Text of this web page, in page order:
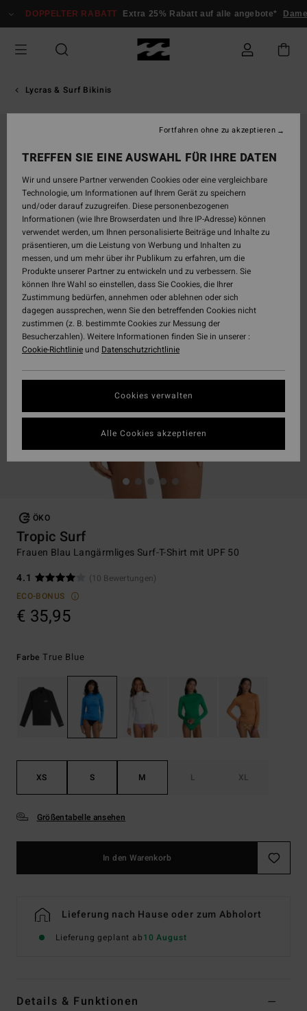
zur
springen
DOPPELTER RABATT Extra 25% Rabatt auf alle angebote*
Lycras & Surf Bikinis
ÖKO
Tropic Surf
Frauen Blau Langärmliges Surf-T-Shirt mit UPF 50
4.1
(10 Bewertungen)
ECO-BONUS
€ 35,95
FarbeTrue Blue
XS S M L XL
Größentabelle ansehen
In den Warenkorb
Lieferung nach Hause oder zum Abholort
Lieferung geplant ab10 August
Details & Funktionen
TREFFEN SIE EINE AUSWAHL FÜR IHRE DATEN
Wir und unsere Partner verwenden Cookies oder eine vergleichbare
Technologie, um Informationen auf Ihrem Gerät zu speichern
und/oder darauf zuzugreifen. Diese personenbezogenen
Informationen (wie Ihre Browserdaten und Ihre IP-Adresse) können
verwendet werden, um Ihnen personalisierte Beiträge und Inhalte zu
präsentieren, um die Leistung von Werbung und Inhalten zu
messen, und um mehr über ihr Publikum zu erfahren, um die
Produkte unserer Partner zu entwickeln und zu verbessern. Sie
können Ihre Wahl so einstellen, dass Sie Cookies, die Ihrer
Zustimmung bedürfen, annehmen oder ablehnen oder sich
dagegen aussprechen, wenn Sie den betreffenden Cookies nicht
zustimmen (z. B. bestimmte Cookies zur Messung der
Besucherzahlen). Weitere Informationen finden Sie in unserer :
Cookie-Richtlinieund Datenschutzrichtlinie
Cookies verwalten
Fortfahren ohne zu akzeptieren
Alle Cookies akzeptieren